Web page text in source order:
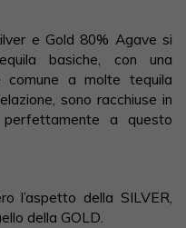
e Gold 80% Agave si
basiche, con una
a molte tequila
sono racchiuse in
a questo
l’aspetto della SILVER,
della GOLD.